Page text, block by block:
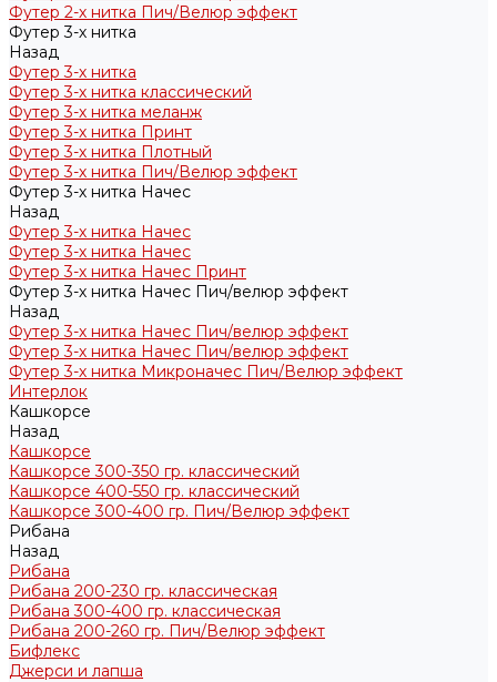
Футер 2-х нитка Пич/Велюр эффект
Футер 3-х нитка
Назад
Футер 3-х нитка
Футер 3-х нитка классический
Футер 3-х нитка меланж
Футер 3-х нитка Принт
Футер 3-х нитка Плотный
Футер 3-х нитка Пич/Велюр эффект
Футер 3-х нитка Начес
Назад
Футер 3-х нитка Начес
Футер 3-х нитка Начес
Футер 3-х нитка Начес Принт
Футер 3-х нитка Начес Пич/велюр эффект
Назад
Футер 3-х нитка Начес Пич/велюр эффект
Футер 3-х нитка Начес Пич/велюр эффект
Футер 3-х нитка Микроначес Пич/Велюр эффект
Интерлок
Кашкорсе
Назад
Кашкорсе
Кашкорсе 300-350 гр. классический
Кашкорсе 400-550 гр. классический
Кашкорсе 300-400 гр. Пич/Велюр эффект
Рибана
Назад
Рибана
Рибана 200-230 гр. классическая
Рибана 300-400 гр. классическая
Рибана 200-260 гр. Пич/Велюр эффект
Бифлекс
Джерси и лапша